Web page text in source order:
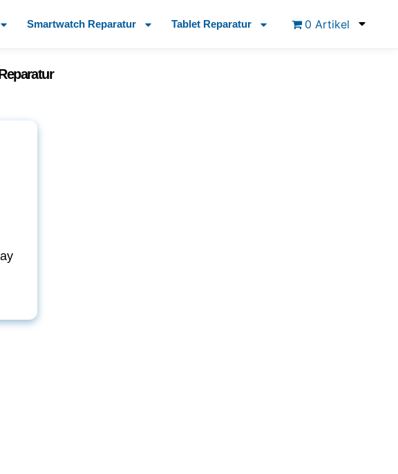
Smartwatch Reparatur Tablet Reparatur 0 Artikel